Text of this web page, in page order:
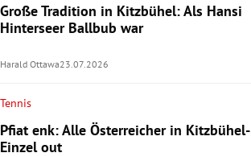
Große Tradition in Kitzbühel: Als Hansi
Hinterseer Ballbub war
Harald Ottawa23.07.2026
Tennis
Pfiat enk: Alle Österreicher in Kitzbühel-
Einzel out